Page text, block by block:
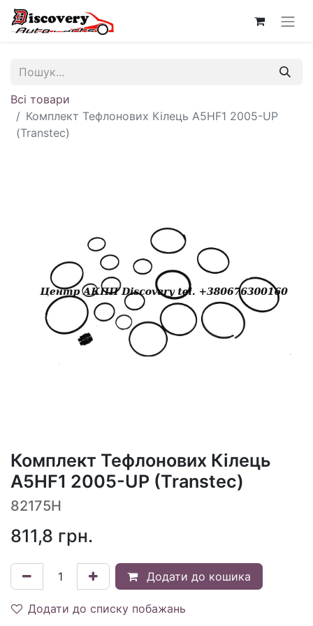
Всі товари
Комплект Тефлонових Кілець A5HF1 2005-UP
(Transtec)
Комплект Тефлонових Кілець
A5HF1 2005-UP (Transtec)
82175H
811,8 грн.
Додати до кошика
Додати до списку побажань